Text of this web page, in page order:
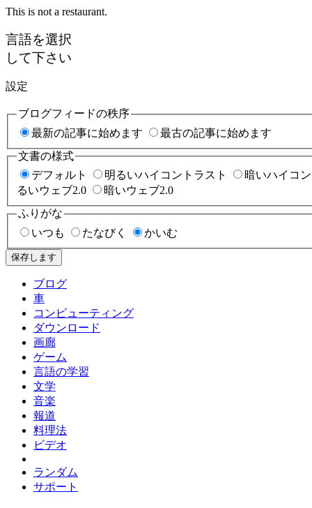
This is not a restaurant.
言語を選択
して下さい
設定
ブログフィードの秩序
最新の記事に始めます
最古の記事に始めます
文書の様式
デフォルト
明るいハイコントラスト
暗いハイコ
るいウェブ2.0
暗いウェブ2.0
ふりがな
いつも
たなびく かいむ
保存します
ブログ
車
コンピューティング
ダウンロード
画廊
ゲーム
言語の学習
文学
音楽
報道
料理法
ビデオ
ランダム
サポート